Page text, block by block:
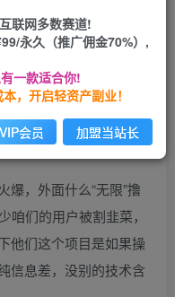
爆，外面什么“无限”撸
咱们的用户被割韭菜，
他们这个项目是如果操
信息差，没别的技术含
联网多数赛道!
永久（推广佣金70%）,
一款适合你!
，开启轻资产副业！
会员 加盟当站长